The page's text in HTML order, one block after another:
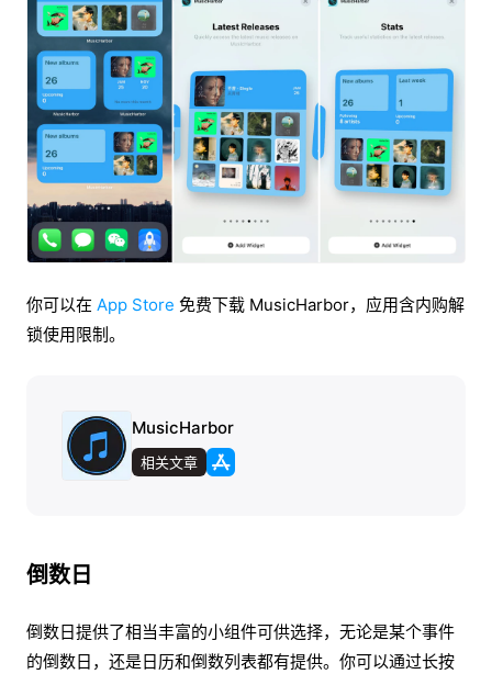
你可以在 App Store 免费下载 MusicHarbor，应用含内购解
锁使用限制。
MusicHarbor
相关文章
倒数日
倒数日提供了相当丰富的小组件可供选择，无论是某个事件
的倒数日，还是日历和倒数列表都有提供。你可以通过长按